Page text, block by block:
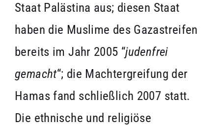
Staat Palästina aus; diesen Staat
haben die Muslime des Gazastreifen
bereits im Jahr 2005 “judenfrei
gemacht“; die Machtergreifung der
Hamas fand schließlich 2007 statt.
Die ethnische und religiöse